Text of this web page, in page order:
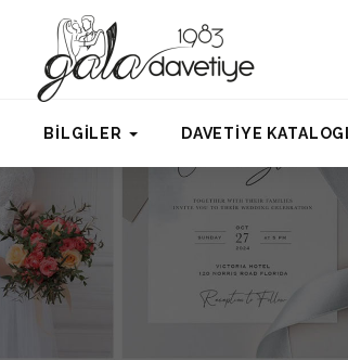
BİLGİLER DAVETİYE